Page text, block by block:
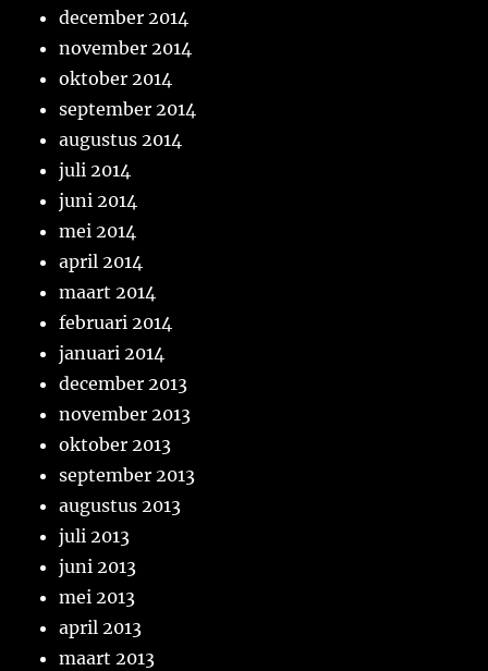
december 2014
november 2014
oktober 2014
september 2014
augustus 2014
juli 2014
juni 2014
mei 2014
april 2014
maart 2014
februari 2014
januari 2014
december 2013
november 2013
oktober 2013
september 2013
augustus 2013
juli 2013
juni 2013
mei 2013
april 2013
maart 2013